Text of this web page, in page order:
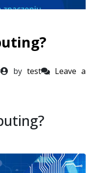
by test
Leave a